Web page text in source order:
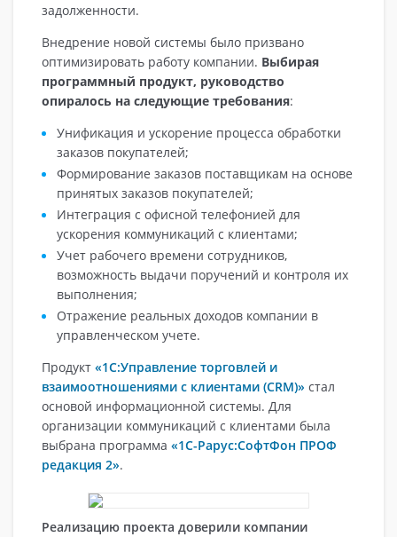
задолженности.
Внедрение новой системы было призвано
оптимизировать работу компании. Выбирая
программный продукт, руководство
опиралось на следующие требования:
Унификация и ускорение процесса обработки
заказов покупателей;
Формирование заказов поставщикам на основе
принятых заказов покупателей;
Интеграция с офисной телефонией для
ускорения коммуникаций с клиентами;
Учет рабочего времени сотрудников,
возможность выдачи поручений и контроля их
выполнения;
Отражение реальных доходов компании в
управленческом учете.
Продукт «1С:Управление торговлей и
взаимоотношениями с клиентами (CRM)» стал
основой информационной системы. Для
организации коммуникаций с клиентами была
выбрана программа «1С-Рарус:СофтФон ПРОФ
редакция 2».
Реализацию проекта доверили компании